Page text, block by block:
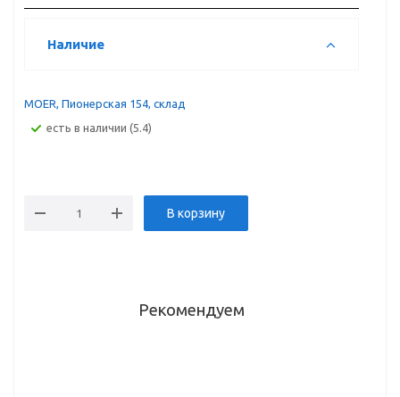
Наличие
MOER, Пионерская 154, склад
Есть в наличии (5.4)
В корзину
Рекомендуем